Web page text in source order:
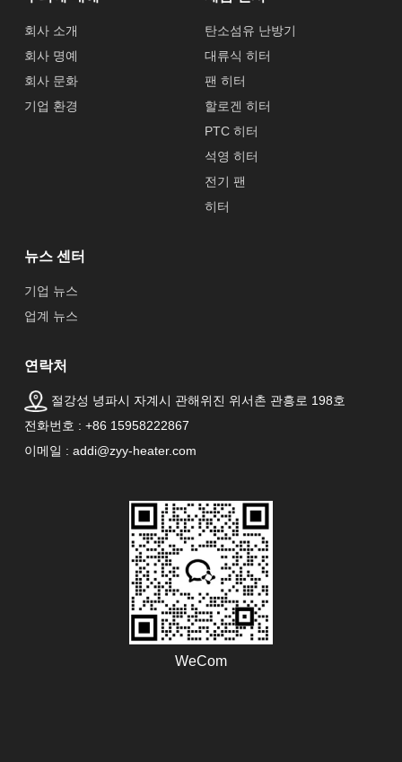
회사 소개
회사 명예
회사 문화
기업 환경
탄소섬유 난방기
대류식 히터
팬 히터
할로겐 히터
PTC 히터
석영 히터
전기 팬
히터
뉴스 센터
기업 뉴스
업계 뉴스
연락처
절강성 녕파시 자계시 관해위진 위서촌 관흥로 198호
전화번호 : +86 15958222867
이메일 : addi@zyy-heater.com
WeCom